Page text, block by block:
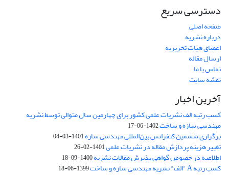
دسترسی سریع
صفحه اصلی
درباره نشریه
اعضای هیات تحریریه
ارسال مقاله
تماس با ما
نقشه سایت
آخرین اخبار
کسب رتبه الف نشریات علمی کشور برای چهارمین سال متوالی توسط نشریه
مهندسی سازه و ساخت1402-06-17
برگزاری ششمین کنفرانس بین‌المللی مهندسی سازه1401-03-04
تغییر هزینه پردازش مقاله در نشریات علمی1401-02-26
اطلاعیه در خصوص گواهی پذیرش مقالات نشریه1400-09-18
کسب رتبه A "الف" نشریه مهندسی سازه و ساخت 1399-06-18